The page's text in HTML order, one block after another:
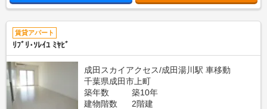
賃貸アパート
ﾘﾌﾞﾘ･ｿﾚｲﾕ ﾐﾔﾋﾞ
成田スカイアクセス/成田湯川駅 車移動
千葉県成田市上町
築年数
築10年
建物階数
2階建